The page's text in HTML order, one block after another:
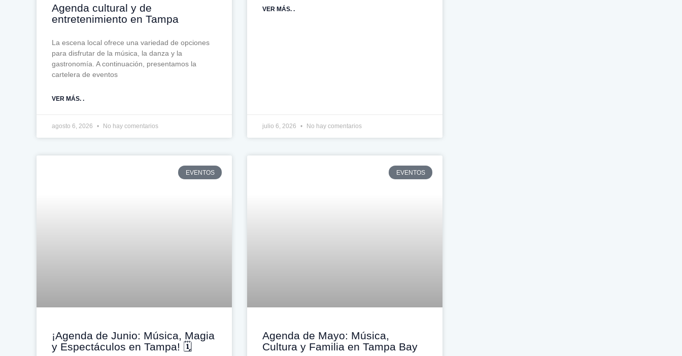
Agenda cultural y de
entretenimiento en Tampa
La escena local ofrece una variedad de opciones
para disfrutar de la música, la danza y la
gastronomía. A continuación, presentamos la
cartelera de eventos
VER MÁS. .
agosto 6, 2026 No hay comentarios
VER MÁS. .
julio 6, 2026 No hay comentarios
EVENTOS
¡Agenda de Junio: Música, Magia
y Espectáculos en Tampa! 🗓️
EVENTOS
Agenda de Mayo: Música,
Cultura y Familia en Tampa Bay